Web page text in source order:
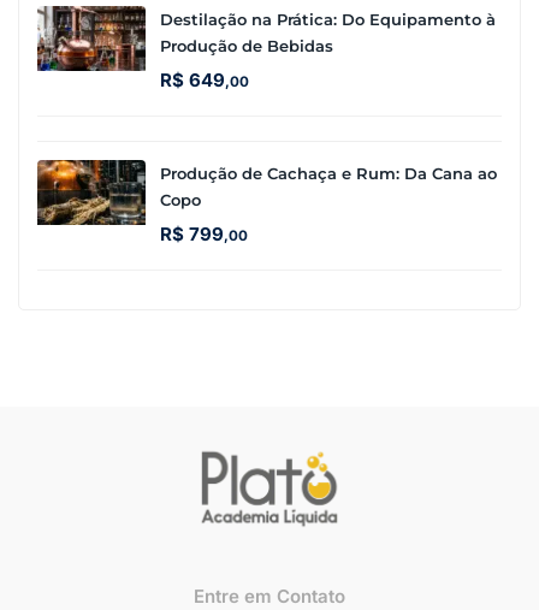
Destilação na Prática: Do Equipamento à
Produção de Bebidas
R$ 649,00
Produção de Cachaça e Rum: Da Cana ao
Copo
R$ 799,00
Entre em Contato